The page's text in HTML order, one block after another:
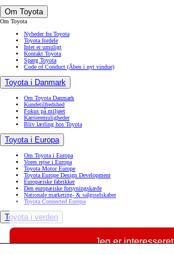
Jeg er interesseret
Om Toyota
Om Toyota
Nyheder fra Toyota
Toyota fordele
Intet er umuligt
Kontakt Toyota
Spørg Toyota
Code of Conduct (Åben i nyt vindue)
Toyota i Danmark
Om Toyota Danmark
Kundetilfredshed
Fokus på miljøet
Karrieremuligheder
Bliv lærling hos Toyota
Toyota i Europa
Om Toyota i Europa
Vores rejse i Europa
Toyota Motor Europe
Toyota Europe Design Development
Europæiske fabrikker
Den europæiske forsyningskæde
Nationale marketing- & salgsselskaber
Toyota Connected Europa
Toyota i verden
Toyotas vision & filosofi